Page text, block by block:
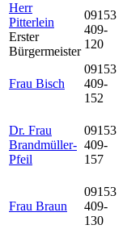
Herr
Pitterlein
Erster
Bürgermeister
09153
409-
120
Frau Bisch
09153
409-
152
Dr. Frau
Brandmüller-
Pfeil
09153
409-
157
Frau Braun
09153
409-
130